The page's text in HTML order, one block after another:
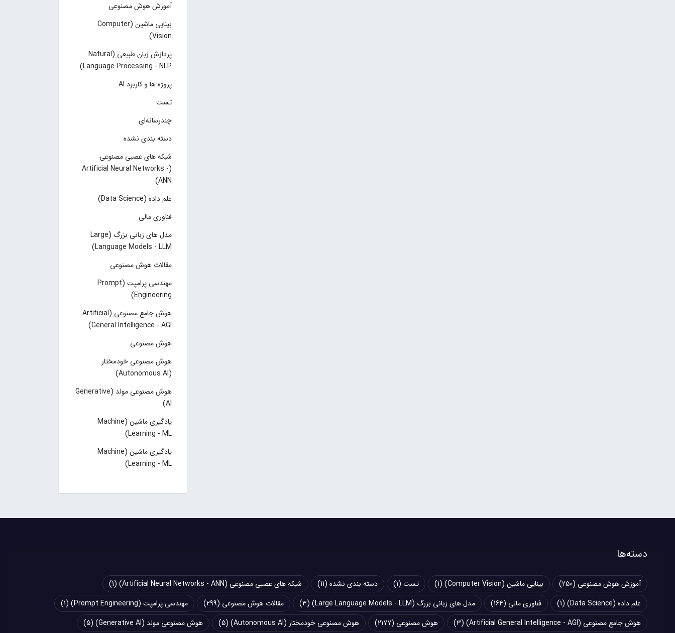
آموزش هوش مصنوعی
بینایی ماشین (Computer
Vision)
پردازش زبان طبیعی (Natural
Language Processing - NLP)
پروژه ها و کاربرد AI
تست
چند‌‌رسانه‌ای
دسته بندی نشده
شبکه های عصبی مصنوعی
(Artificial Neural Networks -
ANN)
علم داده (Data Science)
فناوری مالی
مدل های زبانی بزرگ (Large
Language Models - LLM)
مقالات هوش مصنوعی
مهندسی پرامپت (Prompt
Engineering)
هوش جامع مصنوعی (Artificial
General Intelligence - AGI)
هوش مصنوعی
هوش مصنوعی خودمختار
(Autonomous AI)
هوش مصنوعی مولد (Generative
AI)
یادگیری ماشین (Machine
Learning - ML)
یادگیری ماشین (Machine
Learning - ML)
دسته‌ها
آموزش هوش مصنوعی (250) بینایی ماشین (Computer Vision) (1) تست (1) دسته بندی نشده (11) شبکه های عصبی مصنوعی (Artificial Neural Networks - ANN)
(1)
علم داده (Data Science)
(1) فناوری مالی (164) مدل های زبانی بزرگ (Large Language Models - LLM) (3) مقالات هوش مصنوعی (299) مهندسی پرامپت (Prompt Engineering)
(1)
هوش جامع مصنوعی (Artificial General Intelligence - AGI)
(3) هوش مصنوعی (2177) هوش مصنوعی خودمختار (Autonomous AI) (5) هوش مصنوعی مولد (Generative AI) (5)